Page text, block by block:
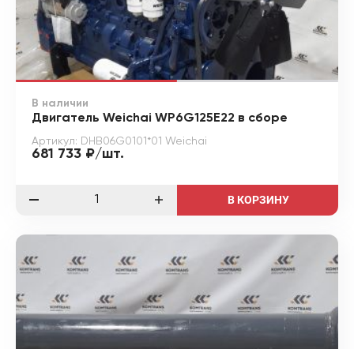
В наличии
Двигатель Weichai WP6G125E22 в сборе
Артикул: DHB06G0101*01 Weichai
681 733 ₽/шт.
В КОРЗИНУ